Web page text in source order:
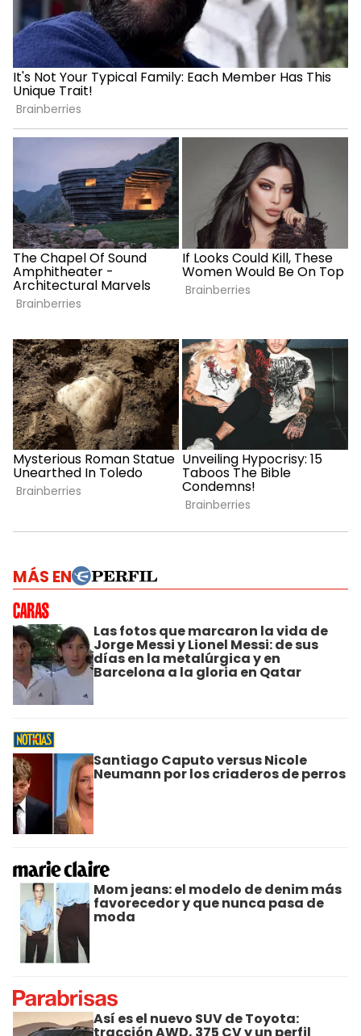
MÁS EN
Las fotos que marcaron la vida de
Jorge Messi y Lionel Messi: de sus
días en la metalúrgica y en
Barcelona a la gloria en Qatar
Santiago Caputo versus Nicole
Neumann por los criaderos de perros
Mom jeans: el modelo de denim más
favorecedor y que nunca pasa de
moda
Así es el nuevo SUV de Toyota: